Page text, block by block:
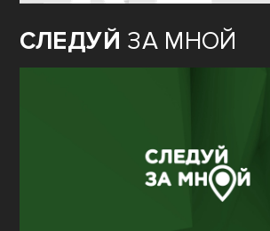
СЛЕДУЙ ЗА МНОЙ